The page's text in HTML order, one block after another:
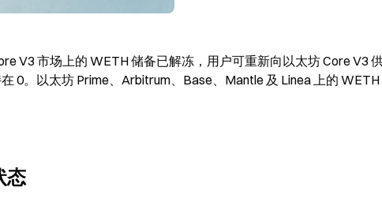
V3 市场上的 WETH 储备已解冻，用户可重新向以太坊 Core V3
0。以太坊 Prime、Arbitrum、Base、Mantle 及 Linea 上的 WETH
态